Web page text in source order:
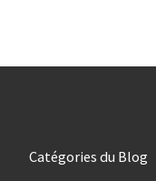
Catégories du Blog